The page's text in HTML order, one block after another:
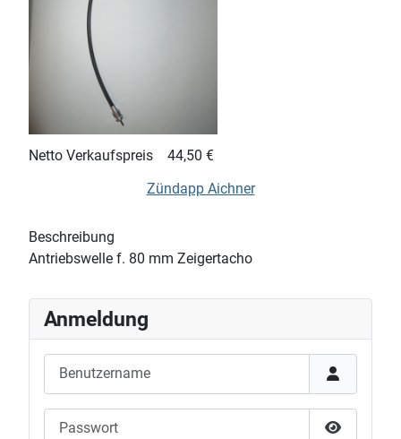
Netto Verkaufspreis
44,50 €
Zündapp Aichner
Beschreibung
Antriebswelle f. 80 mm Zeigertacho
Anmeldung